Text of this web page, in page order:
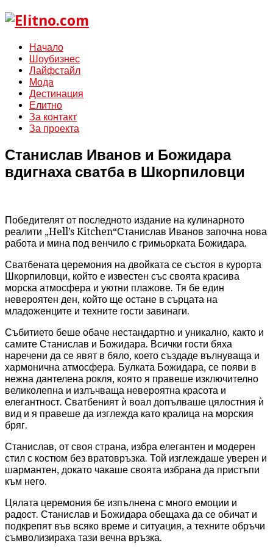
Начало
Шоубизнес
Лайфстайл
Мода
Дестинация
Елитно
За контакт
За проекта
Станислав Иванов и Божидара
вдигнаха сватба в Шкорпиловци
Победителят от последното издание на кулинарното
реалити „Hell’s Kitchen“Станислав Иванов започна нова
работа и мина под венчило с гримьорката Божидара.
Сватбената церемония на двойката се състоя в курорта
Шкорпиловци, който е известен със своята красива
морска атмосфера и уютни плажове. Тя бе един
невероятен ден, който ще остане в сърцата на
младоженците и техните гости завинаги.
Събитието беше обаче нестандартно и уникално, както и
самите Станислав и Божидара. Всички гости бяха
наречени да се явят в бяло, което създаде вълнуваща и
хармонична атмосфера. Булката Божидара, се появи в
нежна дантелена рокля, която я правеше изключително
великолепна и излъчваща невероятна красота и
елегантност. Сватбеният ѝ воал допълваше цялостния ѝ
вид и я правеше да изглежда като кралица на морския
бряг.
Станислав, от своя страна, избра елегантен и модерен
стил с костюм без вратовръзка. Той изглеждаше уверен и
шармантен, докато чакаше своята избрана да пристъпи
към него.
Цялата церемония бе изпълнена с много емоции и
радост. Станислав и Божидара обещаха да се обичат и
подкрепят във всяко време и ситуация, а техните обръчи
съмволизираха тази вечна връзка.